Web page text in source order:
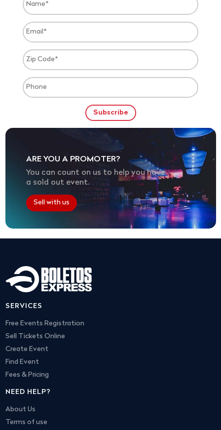
ARE YOU A PROMOTER?
You can count on us to help you have
a sold out event.
Sell with us
SERVICES
Free Events Registration
Sell Tickets Online
Create Event
Find Event
Fees & Pricing
NEED HELP?
About Us
Terms of use